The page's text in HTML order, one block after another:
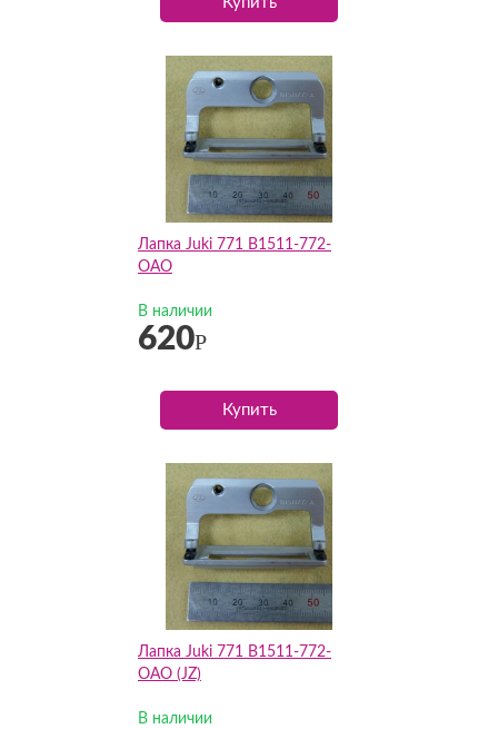
Лапка Juki 771 B1511-772-
OAO
В наличии
620Р
Купить
Лапка Juki 771 B1511-772-
OAO (JZ)
В наличии